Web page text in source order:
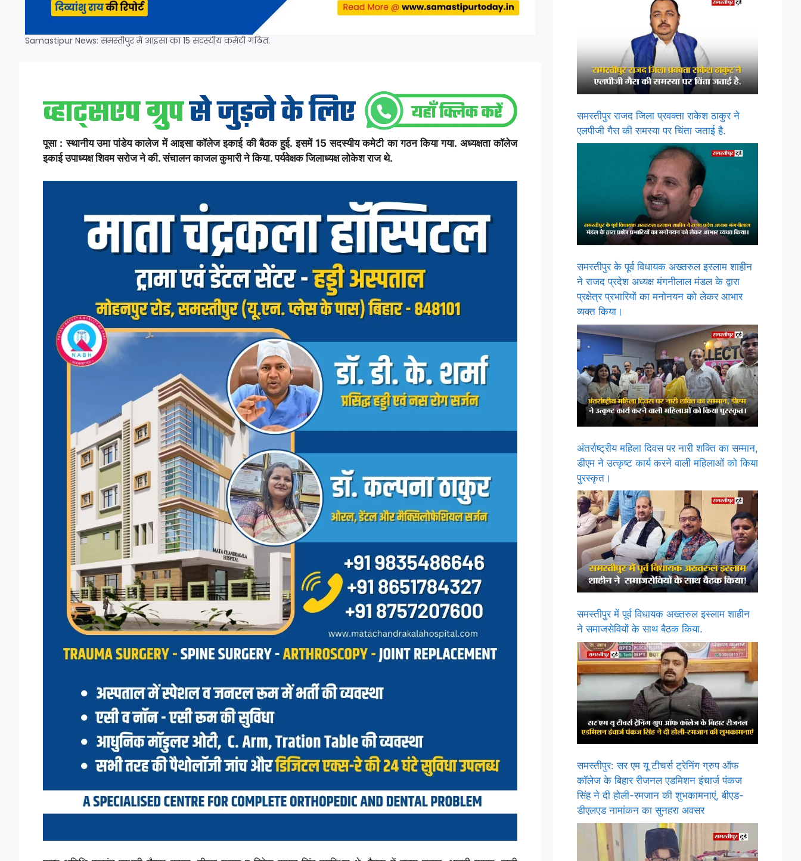
Samastipur News: समस्तीपुर में आइसा का 15 सदस्यीय कमेटी गठित.
पूसा : स्थानीय उमा पांडेय कालेज में आइसा कॉलेज इकाई की बैठक हुई. इसमें 15 सदस्यीय कमेटी का गठन किया गया. अध्यक्षता कॉलेज
इकाई उपाध्यक्ष शिवम सरोज ने की. संचालन काजल कुमारी ने किया. पर्यवेक्षक जिलाध्यक्ष लोकेश राज थे.
समस्तीपुर राजद जिला प्रवक्ता राकेश ठाकुर ने
एलपीजी गैस की समस्या पर चिंता जताई है.
समस्तीपुर के पूर्व विधायक अख्तरुल इस्लाम शाहीन
ने राजद प्रदेश अध्यक्ष मंगनीलाल मंडल के द्वारा
प्रक्षेत्र प्रभारियों का मनोनयन को लेकर आभार
व्यक्त किया।
अंतर्राष्ट्रीय महिला दिवस पर नारी शक्ति का सम्मान,
डीएम ने उत्कृष्ट कार्य करने वाली महिलाओं को किया
पुरस्कृत।
समस्तीपुर में पूर्व विधायक अख्तरुल इस्लाम शाहीन
ने समाजसेवियों के साथ बैठक किया.
समस्तीपुर: सर एम यू टीचर्स ट्रेनिंग ग्रुप ऑफ
कॉलेज के बिहार रीजनल एडमिशन इंचार्ज पंकज
सिंह ने दी होली-रमजान की शुभकामनाएं, बीएड-
डीएलएड नामांकन का सुनहरा अवसर